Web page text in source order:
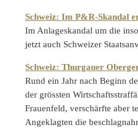
Schweiz: Im P&R-Skandal
Im Anlageskandal um die
jetzt auch Schweizer
Schweiz: Thurgauer
Rund ein Jahr nach Beginn
der grössten
Frauenfeld, verschärfte aber
Angeklagten die